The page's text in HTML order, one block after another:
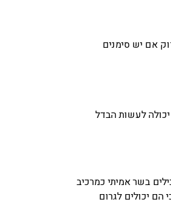
אם יש סימנים
יכולה לעשות הבדל
בשר אמיתי כמרכיב
הם יכולים לגרום